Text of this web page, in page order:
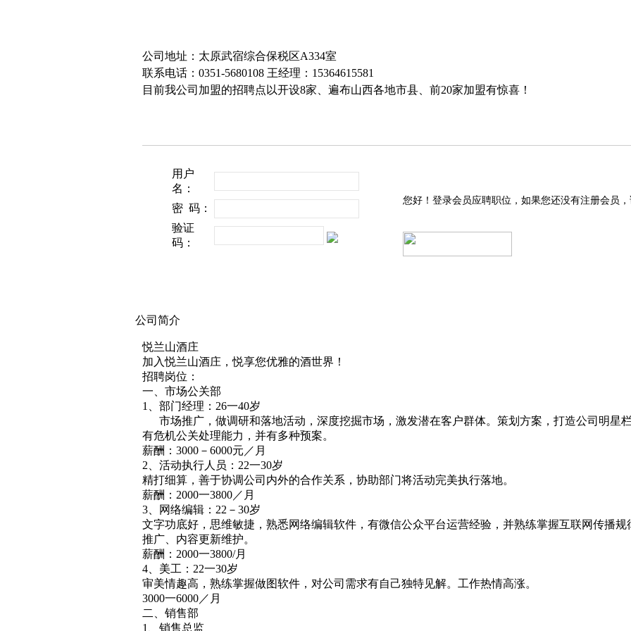
公司地址：太原武宿综合保税区A334室
联系电话：0351-5680108 王经理：15364615581
目前我公司加盟的招聘点以开设8家、遍布山西各地市县、前20家加盟有惊喜！
用户
名：
密 码：
验证
码：
您好！登录会员应聘职位，如果您还没有注册会员
公司简介
悦兰山酒庄
加入悦兰山酒庄，悦享您优雅的酒世界！
招聘岗位：
一、市场公关部
1、部门经理：26一40岁
市场推广，做调研和落地活动，深度挖掘市场，激发潜在客户群体。策划方案，打造公司明星
有危机公关处理能力，并有多种预案。
薪酬：3000－6000元／月
2、活动执行人员：22一30岁
精打细算，善于协调公司内外的合作关系，协助部门将活动完美执行落地。
薪酬：2000一3800／月
3、网络编辑：22－30岁
文字功底好，思维敏捷，熟悉网络编辑软件，有微信公众平台运营经验，并熟练掌握互联网传播
推广、内容更新维护。
薪酬：2000一3800/月
4、美工：22一30岁
审美情趣高，熟练掌握做图软件，对公司需求有自己独特见解。工作热情高涨。
3000一6000／月
二、销售部
1、销售总监